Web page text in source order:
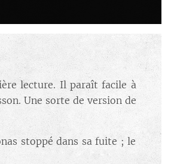
lecture. Il paraît facile à
Une sorte de version de
stoppé dans sa fuite ; le